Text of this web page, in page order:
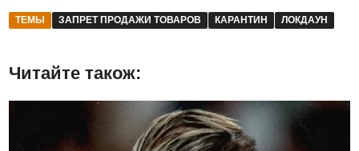
ТЕМЫ ЗАПРЕТ ПРОДАЖИ ТОВАРОВ КАРАНТИН ЛОКДАУН
Читайте також: